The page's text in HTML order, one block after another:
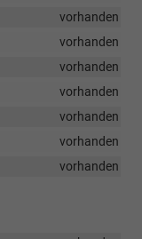
vorhanden
vorhanden
vorhanden
vorhanden
vorhanden
vorhanden
vorhanden